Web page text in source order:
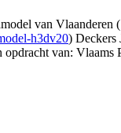
van Vlaanderen (
h3dv20) Deckers
van: